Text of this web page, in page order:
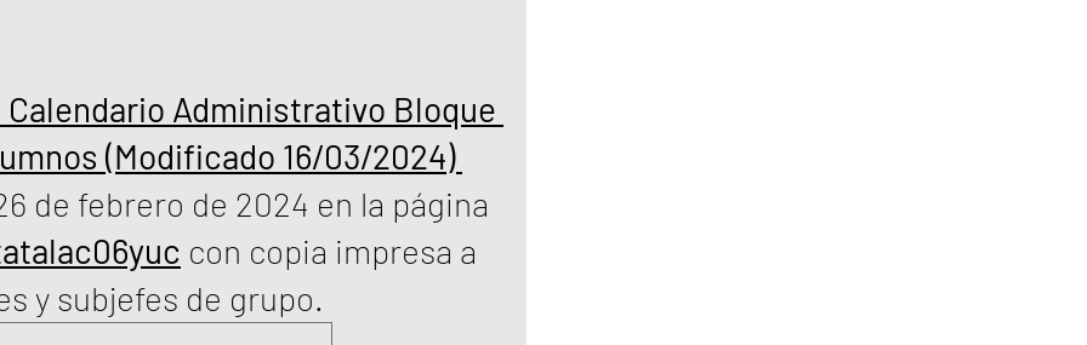
Calendario Administrativo Bloque
(Modificado 16/03/2024)
de febrero de 2024 en la página
con copia impresa a
y subjefes de grupo.